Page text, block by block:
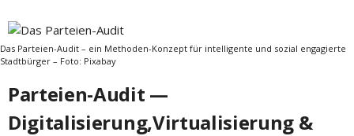
Das Parteien-Audit – ein Methoden-Konzept für intelligente und sozial engagierte
Stadtbürger – Foto: Pixabay
Parteien-Audit —
Digitalisierung,Virtualisierung &